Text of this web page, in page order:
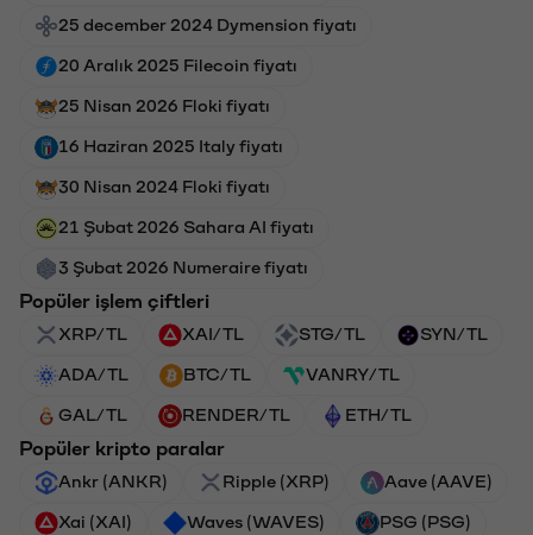
25 december 2024 Dymension fiyatı
20 Aralık 2025 Filecoin fiyatı
25 Nisan 2026 Floki fiyatı
16 Haziran 2025 Italy fiyatı
30 Nisan 2024 Floki fiyatı
21 Şubat 2026 Sahara AI fiyatı
3 Şubat 2026 Numeraire fiyatı
Popüler işlem çiftleri
XRP/TL XAI/TL STG/TL SYN/TL
ADA/TL BTC/TL VANRY/TL
GAL/TL RENDER/TL ETH/TL
Popüler kripto paralar
Ankr (ANKR) Ripple (XRP) Aave (AAVE)
Xai (XAI) Waves (WAVES) PSG (PSG)